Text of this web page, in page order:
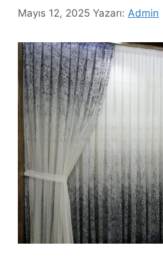
Mayıs 12, 2025 Yazarı: Admin